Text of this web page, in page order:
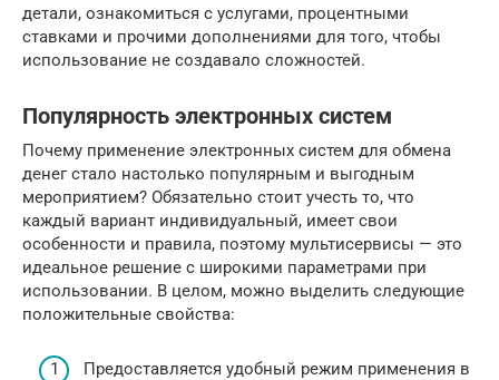
детали, ознакомиться с услугами, процентными
ставками и прочими дополнениями для того, чтобы
использование не создавало сложностей.
Популярность электронных систем
Почему применение электронных систем для обмена
денег стало настолько популярным и выгодным
мероприятием? Обязательно стоит учесть то, что
каждый вариант индивидуальный, имеет свои
особенности и правила, поэтому мультисервисы — это
идеальное решение с широкими параметрами при
использовании. В целом, можно выделить следующие
положительные свойства:
Предоставляется удобный режим применения в